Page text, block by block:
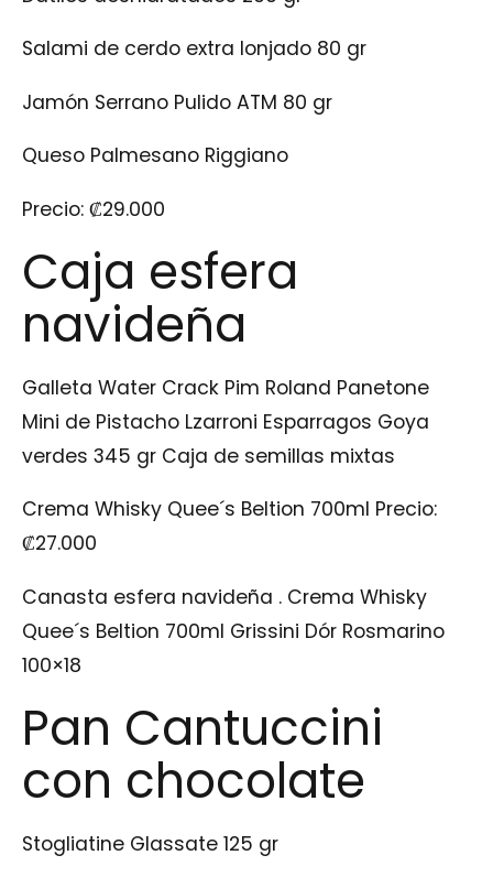
Salami de cerdo extra lonjado 80 gr
Jamón Serrano Pulido ATM 80 gr
Queso Palmesano Riggiano
Precio: ₡29.000
Caja esfera
navideña
Galleta Water Crack Pim Roland Panetone
Mini de Pistacho Lzarroni Esparragos Goya
verdes 345 gr Caja de semillas mixtas
Crema Whisky Quee´s Beltion 700ml Precio:
₡27.000
Canasta esfera navideña . Crema Whisky
Quee´s Beltion 700ml Grissini Dór Rosmarino
100×18
Pan Cantuccini
con chocolate
Stogliatine Glassate 125 gr